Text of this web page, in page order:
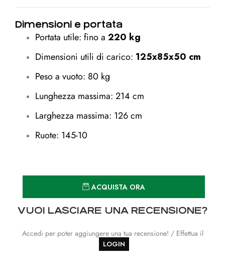
Dimensioni e portata
Portata utile: fino a 220 kg
Dimensioni utili di carico: 125x85x50 cm
Peso a vuoto: 80 kg
Lunghezza massima: 214 cm
Larghezza massima: 126 cm
Ruote: 145-10
ACQUISTA ORA
VUOI LASCIARE UNA RECENSIONE?
Accedi per poter aggiungere una tua recensione! / Effettua il
LOGIN